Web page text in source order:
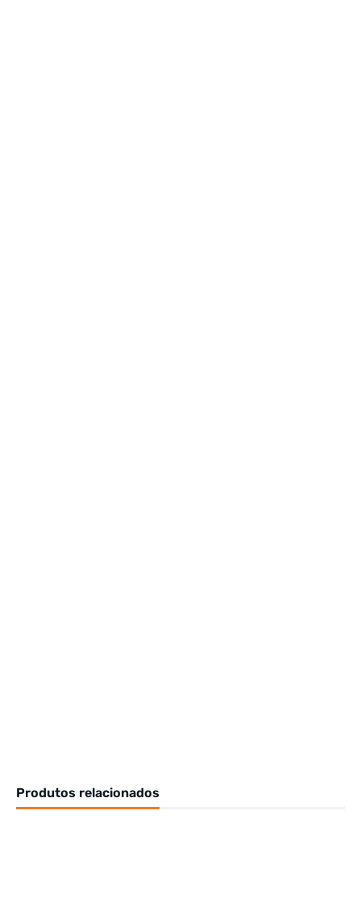
Produtos relacionados